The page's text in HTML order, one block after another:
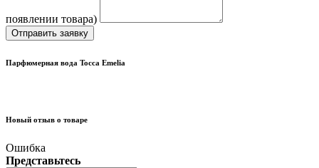
появлении товара)
Отправить заявку
Парфюмерная вода Tocca Emelia
Новый отзыв о товаре
Ошибка
Представьтесь